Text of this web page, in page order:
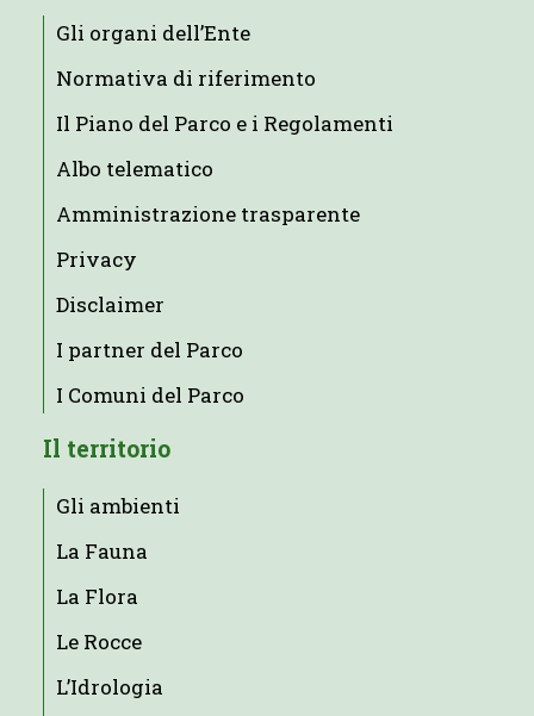
Gli organi dell’Ente
Normativa di riferimento
Il Piano del Parco e i Regolamenti
Albo telematico
Amministrazione trasparente
Privacy
Disclaimer
I partner del Parco
I Comuni del Parco
Il territorio
Gli ambienti
La Fauna
La Flora
Le Rocce
L’Idrologia